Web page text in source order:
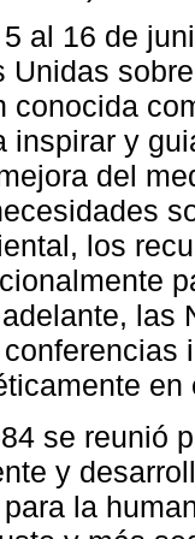
al 16 de
Unidas
conocida
inspirar y
del
los
las
se reunió
y
la